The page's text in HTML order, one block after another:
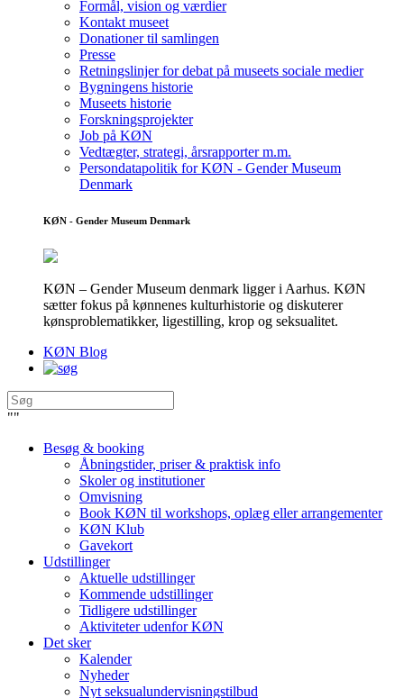
Formål, vision og værdier
Kontakt museet
Donationer til samlingen
Presse
Retningslinjer for debat på museets sociale medier
Bygningens historie
Museets historie
Forskningsprojekter
Job på KØN
Vedtægter, strategi, årsrapporter m.m.
Persondatapolitik for KØN - Gender Museum
Denmark
KØN - Gender Museum Denmark
KØN – Gender Museum denmark ligger i Aarhus. KØN
sætter fokus på kønnenes kulturhistorie og diskuterer
kønsproblematikker, ligestilling, krop og seksualitet.
KØN Blog
""
Besøg & booking
Åbningstider, priser & praktisk info
Skoler og institutioner
Omvisning
Book KØN til workshops, oplæg eller arrangementer
KØN Klub
Gavekort
Udstillinger
Aktuelle udstillinger
Kommende udstillinger
Tidligere udstillinger
Aktiviteter udenfor KØN
Det sker
Kalender
Nyheder
Nyt seksualundervisningstilbud